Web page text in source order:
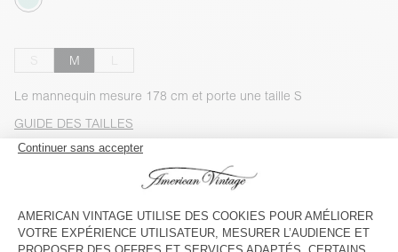
M
Le mannequin mesure 178 cm et porte une taille S
GUIDE DES TAILLES
Livraison estiméeentre le mercredi 12 août et le vendredi 14
août
VOIR LA DISPONIBILITE EN MAGASIN